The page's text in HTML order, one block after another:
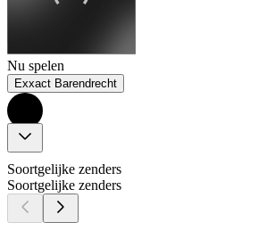
Nu spelen
Exxact Barendrecht
Soortgelijke zenders
Soortgelijke zenders